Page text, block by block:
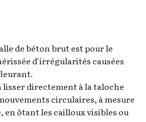
de béton brut est pour le
d’irrégularités causées
lisser directement à la taloche
circulaires, à mesure
en ôtant les cailloux visibles ou